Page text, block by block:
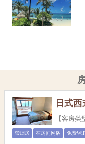
日式
【客房
禁烟房 在房间网络 免费